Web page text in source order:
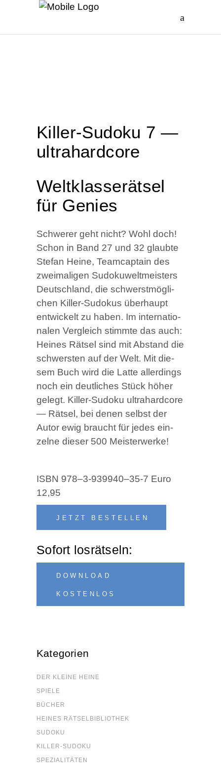
Kil­ler-Sudo­ku 7 —
ultrahardcore
Welt­klas­se­rät­sel
für Genies
Schwe­rer geht nicht? Wohl doch!
Schon in Band 27 und 32 glaub­te
Ste­fan Hei­ne, Team­cap­tain des
zwei­ma­li­gen Sudo­ku­welt­meis­ters
Deutsch­land, die schwerst­mög­li­
chen Kil­ler-Sudo­kus über­haupt
ent­wi­ckelt zu haben. Im inter­na­tio­
na­len Ver­gleich stimm­te das auch:
Hei­nes Rät­sel sind mit Abstand die
schwers­ten auf der Welt. Mit die­
sem Buch wird die Lat­te aller­dings
noch ein deut­li­ches Stück höher
gelegt. Kil­ler-Sudo­ku ultra­hard­core
— Rät­sel, bei denen selbst der
Autor ewig braucht für jedes ein­
zel­ne die­ser 500 Meisterwerke!
ISBN 978–3‑939940–35‑7 Euro
12,95
JETZT BESTEL­LEN
Sofort los­rät­seln:
DOWN­LOAD
KOSTENLOS
Kate­go­rien
DER KLEI­NE HEINE
SPIE­LE
BÜCHER
HEI­NES RÄTSELBIBLIOTHEK
SUDO­KU
KIL­LER-SUDO­KU
SPE­ZIA­LI­TÄ­TEN